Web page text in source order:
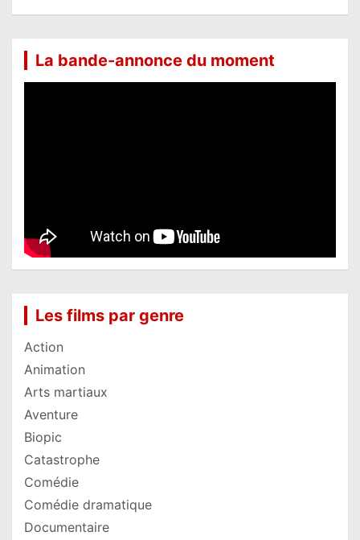
La bande-annonce du moment
Les films par genre
Action
Animation
Arts martiaux
Aventure
Biopic
Catastrophe
Comédie
Comédie dramatique
Documentaire